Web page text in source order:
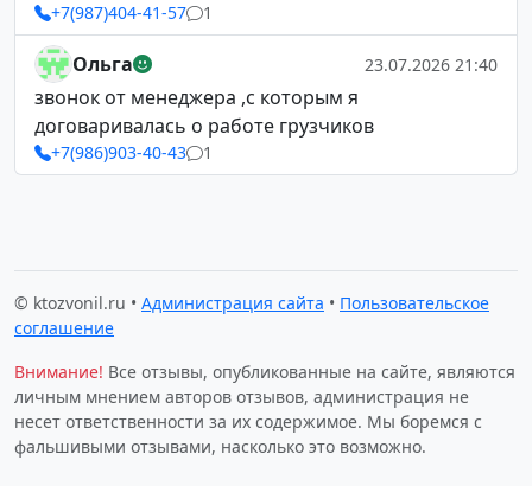
+7(987)404-41-57 1
Ольга 23.07.2026 21:40
звонок от менеджера ,с которым я
договаривалась о работе грузчиков
+7(986)903-40-43 1
© ktozvonil.ru • Администрация сайта • Пользовательское
соглашение
Внимание! Все отзывы, опубликованные на сайте, являются
личным мнением авторов отзывов, администрация не
несет ответственности за их содержимое. Мы боремся с
фальшивыми отзывами, насколько это возможно.